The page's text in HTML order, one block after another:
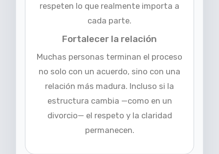
respeten lo que realmente importa a
cada parte.
Fortalecer la relación
Muchas personas terminan el proceso
no solo con un acuerdo, sino con una
relación más madura. Incluso si la
estructura cambia —como en un
divorcio— el respeto y la claridad
permanecen.